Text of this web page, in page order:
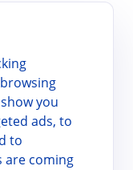
you
ads, to
to
are coming